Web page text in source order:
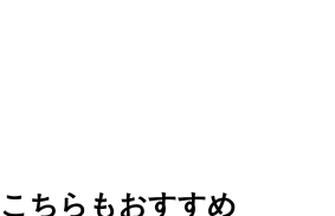
こちらもおすすめ